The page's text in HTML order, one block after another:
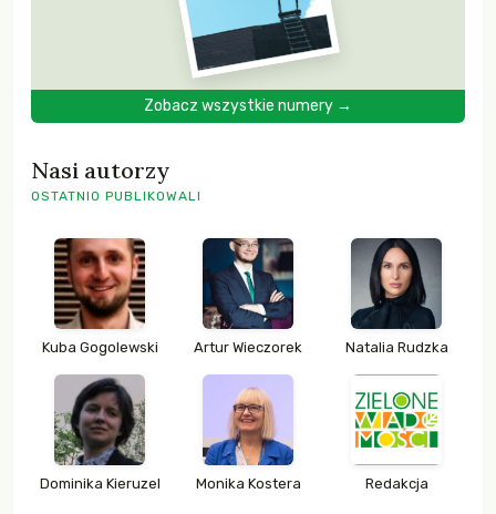
Zobacz wszystkie numery →
Nasi autorzy
OSTATNIO PUBLIKOWALI
Kuba Gogolewski Artur Wieczorek Natalia Rudzka
Dominika Kieruzel Monika Kostera Redakcja